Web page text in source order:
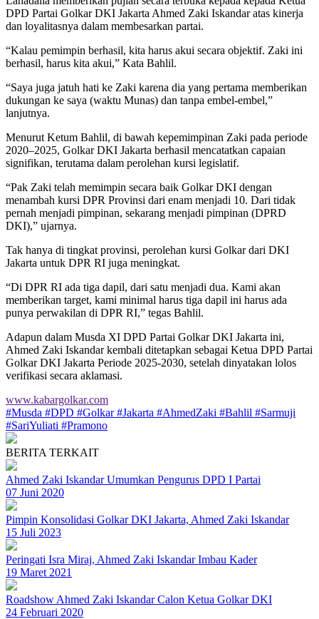
DPD Partai Golkar DKI Jakarta Ahmed Zaki Iskandar atas kinerja
dan loyalitasnya dalam membesarkan partai.
“Kalau pemimpin berhasil, kita harus akui secara objektif. Zaki ini
berhasil, harus kita akui,” Kata Bahlil.
“Saya juga jatuh hati ke Zaki karena dia yang pertama memberikan
dukungan ke saya (waktu Munas) dan tanpa embel-embel,”
lanjutnya.
Menurut Ketum Bahlil, di bawah kepemimpinan Zaki pada periode
2020–2025, Golkar DKI Jakarta berhasil mencatatkan capaian
signifikan, terutama dalam perolehan kursi legislatif.
“Pak Zaki telah memimpin secara baik Golkar DKI dengan
menambah kursi DPR Provinsi dari enam menjadi 10. Dari tidak
pernah menjadi pimpinan, sekarang menjadi pimpinan (DPRD
DKI),” ujarnya.
Tak hanya di tingkat provinsi, perolehan kursi Golkar dari DKI
Jakarta untuk DPR RI juga meningkat.
“Di DPR RI ada tiga dapil, dari satu menjadi dua. Kami akan
memberikan target, kami minimal harus tiga dapil ini harus ada
punya perwakilan di DPR RI,” tegas Bahlil.
Adapun dalam Musda XI DPD Partai Golkar DKI Jakarta ini,
Ahmed Zaki Iskandar kembali ditetapkan sebagai Ketua DPD Partai
Golkar DKI Jakarta Periode 2025-2030, setelah dinyatakan lolos
verifikasi secara aklamasi.
www.kabargolkar.com
#Musda #DPD #Golkar#Jakarta #AhmedZaki #Bahlil #Sarmuji
#SariYuliati #Pramono
BERITA TERKAIT
Ahmed Zaki Iskandar Umumkan Pengurus DPD I Partai
07 Juni 2020
Pimpin Konsolidasi Golkar DKI Jakarta, Ahmed Zaki Iskandar
15 Juli 2023
Peringati Isra Miraj, Ahmed Zaki Iskandar Imbau Kader
19 Maret 2021
Roadshow Ahmed Zaki Iskandar Calon Ketua Golkar DKI
24 Februari 2020